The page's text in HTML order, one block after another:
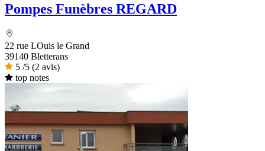
Pompes Funèbres REGARD
22 rue LOuis le Grand
39140 Bletterans
5 /5 (2 avis)
top notes